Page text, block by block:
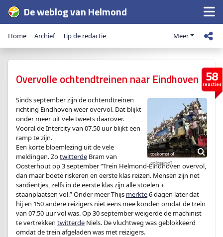
De weblog van Helmond
Home Archief Tip de redactie Meer
58
reacties
Overvolle ochtendtreinen naar Eindhoven
Sinds september zijn de ochtendtreinen
richting Eindhoven weer overvol. Dat blijkt
onder meer uit vele tweets daarover.
Vooral de Intercity van 07.50 uur blijkt een
ramp te zijn.
Een korte bloemlezing uit de vele
meldingen. Zotwitterde Bram van
Oosterhout ‏op 3 september “Trein Helmond-Eindhoven overvol,
dan maar boete riskeren en eerste klas reizen. Mensen zijn net
sardientjes, zelfs in de eerste klas zijn alle stoelen +
staanplaatsen vol.” Onder meer Thijs merkte6 dagen later dat
hij en 150 andere reizigers niet eens mee konden omdat de trein
van 07.50 uur vol was. Op 30 september weigerde de machinist
te vertrekken twitterde Niels. De vluchtweg was geblokkeerd
omdat de trein afgeladen was met reizigers.